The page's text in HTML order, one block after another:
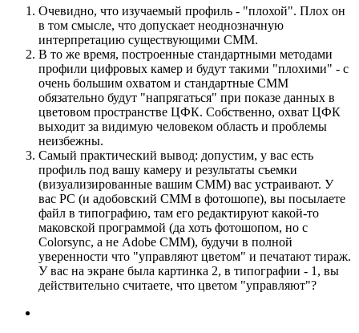
Очевидно, что изучаемый профиль - "плохой". Плох он
в том смысле, что допускает неоднозначную
интерпретацию существующими CMM.
В то же время, построенные стандартными методами
профили цифровых камер и будут такими "плохими" - с
очень большим охватом и стандартные CMM
обязательно будут "напрягаться" при показе данных в
цветовом пространстве ЦФК. Собственно, охват ЦФК
выходит за видимую человеком область и проблемы
неизбежны.
Самый практический вывод: допустим, у вас есть
профиль под вашу камеру и результаты съемки
(визуализированные вашим CMM) вас устраивают. У
вас PC (и адобовский CMM в фотошопе), вы посылаете
файл в типографию, там его редактируют какой-то
маковской программой (да хоть фотошопом, но с
Colorsync, а не Adobe CMM), будучи в полной
уверенности что "управляют цветом" и печатают тираж.
У вас на экране была картинка 2, в типографии - 1, вы
действительно считаете, что цветом "управляют"?